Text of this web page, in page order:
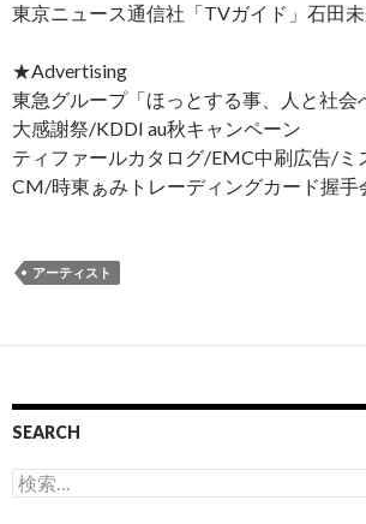
東京ニュース通信社「TVガイド」石田
★Advertising
東急グループ「ほっとする事、人と社
大感謝祭/KDDI au秋キャンペーン
ティファールカタログ/EMC中刷広告/ミ
CM/時東ぁみトレーディングカード握手
アーティスト
SEARCH
検
索